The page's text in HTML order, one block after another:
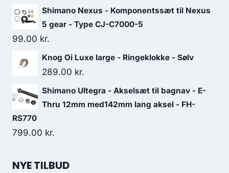
Shimano Nexus - Komponentssæt til Nexus
5 gear - Type CJ-C7000-5
99.00 kr.
Knog Oi Luxe large - Ringeklokke - Sølv
289.00 kr.
Shimano Ultegra - Akselsæt til bagnav - E-
Thru 12mm med142mm lang aksel - FH-
RS770
799.00 kr.
NYE TILBUD